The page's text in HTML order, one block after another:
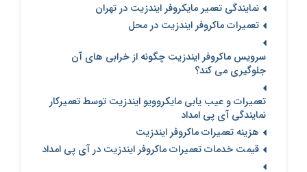
نمایندگی تعمیر مایکروفر ایندزیت در تهران
تعمیرات ماکروفر ایندزیت در محل
سرویس ماکروفر ایندزیت چگونه از خرابی های آن
جلوگیری می کند؟
تعمیرات و عیب یابی مایکروویو ایندزیت توسط تعمیرکار
نمایندگی آی پی امداد
هزینه تعمیرات ماکروفر ایندزیت
قیمت خدمات تعمیرات ماکروفر ایندزیت در آی پی امداد